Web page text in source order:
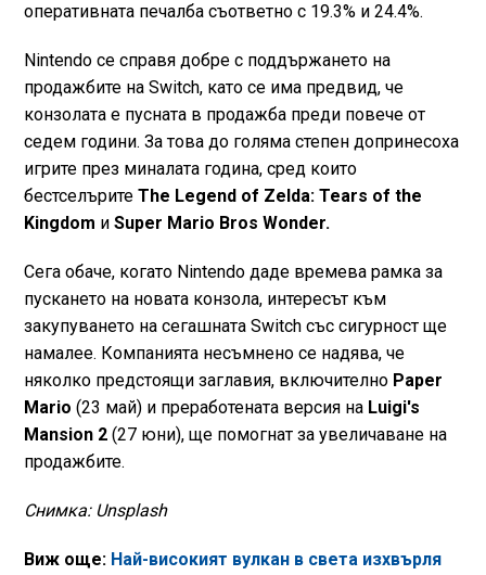
оперативната печалба съответно с 19.3% и 24.4%.
Nintendo се справя добре с поддържането на
продажбите на Switch, като се има предвид, че
конзолата е пусната в продажба преди повече от
седем години. За това до голяма степен допринесоха
игрите през миналата година, сред които
бестселърите The Legend of Zelda: Tears of the
Kingdom и Super Mario Bros Wonder.
Сега обаче, когато Nintendo даде времева рамка за
пускането на новата конзола, интересът към
закупуването на сегашната Switch със сигурност ще
намалее. Компанията несъмнено се надява, че
няколко предстоящи заглавия, включително Paper
Mario (23 май) и преработената версия наLuigi's
Mansion 2(27 юни), ще помогнат за увеличаване на
продажбите.
Снимка: Unsplash
Виж още: Най-високият вулкан в света изхвърля